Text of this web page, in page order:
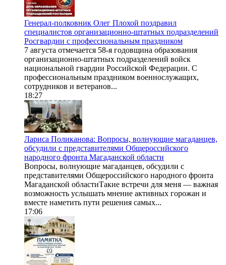
Генерал-полковник Олег Плохой поздравил
специалистов организационно-штатных подразделений
Росгвардии с профессиональным праздником
7 августа отмечается 58-я годовщина образования
организационно-штатных подразделений войск
национальной гвардии Российской Федерации. С
профессиональным праздником военнослужащих,
сотрудников и ветеранов...
18:27
Лариса Поликанова: Вопросы, волнующие магаданцев,
обсудили с представителями Общероссийского
народного фронта Магаданской области
Вопросы, волнующие магаданцев, обсудили с
представителями Общероссийского народного фронта
Магаданской областиТакие встречи для меня — важная
возможность услышать мнение активных горожан и
вместе наметить пути решения самых...
17:06